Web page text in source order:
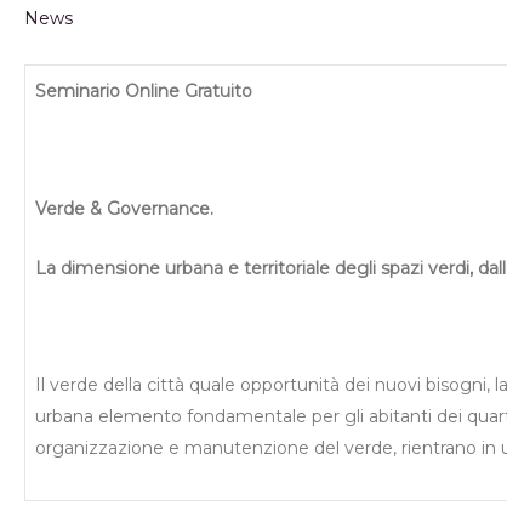
News
Seminario Online Gratuito
Verde & Governance.
La dimensione urbana e territoriale degli spazi verdi,
Il verde della città quale opportunità dei nuovi bisogni,
urbana elemento fondamentale per gli abitanti dei
organizzazione e manutenzione del verde, rientrano